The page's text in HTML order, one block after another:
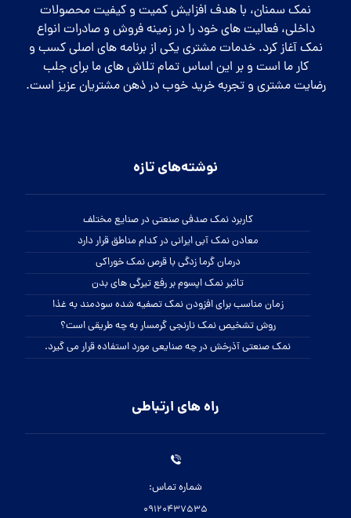
نمک سمنان، با هدف افزایش کمیت و کیفیت محصولات
داخلی، فعالیت های خود را در زمینه فروش و صادرات انواع
نمک آغاز کرد. خدمات مشتری یکی از برنامه های اصلی کسب و
کار ما است و بر این اساس تمام تلاش های ما برای جلب
رضایت مشتری و تجربه خرید خوب در ذهن مشتریان عزیز است.
نوشته‌های تازه
کاربرد نمک صدفی صنعتی در صنایع مختلف
معادن نمک آبی ایرانی در کدام مناطق قرار دارد
درمان گرما زدگی با قرص نمک خوراکی
تاثیر نمک اپسوم بر رفع تیرگی های بدن
زمان مناسب برای افزودن نمک تصفیه شده سودمند به غذا
روش تشخیص نمک نارنجی گرمسار به چه طریقی است؟
نمک صنعتی آذرخش در چه صنایعی مورد استفاده قرار می گیرد.
راه های ارتباطی
شماره تماس:
09120437535